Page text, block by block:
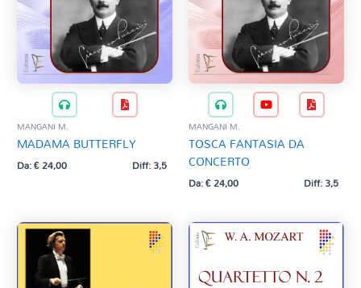
MANGANI M.
MADAMA BUTTERFLY
Da:€24,00 Diff: 3,5
MANGANI M.
TOSCA FANTASIA DA
CONCERTO
Da:€24,00 Diff: 3,5